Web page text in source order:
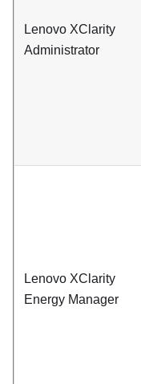
Lenovo XClarity
Administrator
Lenovo XClarity
Energy Manager